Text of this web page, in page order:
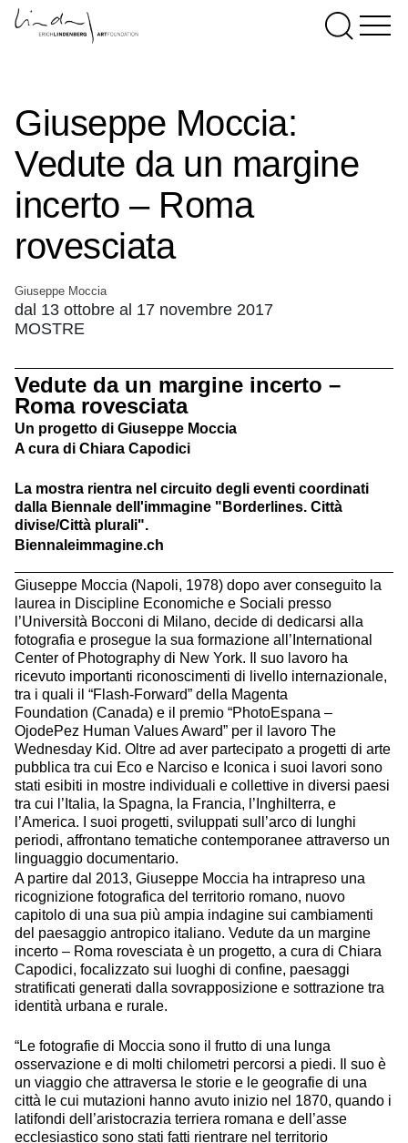
Giuseppe Moccia:
Vedute da un margine
incerto – Roma
rovesciata
Giuseppe Moccia
dal 13 ottobre al 17 novembre 2017
MOSTRE
Vedute da un margine incerto –
Roma rovesciata
Un progetto di Giuseppe Moccia
A cura di Chiara Capodici
La mostra rientra nel circuito degli eventi coordinati
dalla Biennale dell'immagine "Borderlines. Città
divise/Città plurali".
Biennaleimmagine.ch
Giuseppe Moccia (Napoli, 1978) dopo aver conseguito la
laurea in Discipline Economiche e Sociali presso
l’Università Bocconi di Milano, decide di dedicarsi alla
fotografia e prosegue la sua formazione all’International
Center of Photography di New York. Il suo lavoro ha
ricevuto importanti riconoscimenti di livello internazionale,
tra i quali il “Flash-Forward” della Magenta
Foundation (Canada) e il premio “PhotoEspana –
OjodePez Human Values Award” per il lavoro The
Wednesday Kid. Oltre ad aver partecipato a progetti di arte
pubblica tra cui Eco e Narciso e Iconica i suoi lavori sono
stati esibiti in mostre individuali e collettive in diversi paesi
tra cui l’Italia, la Spagna, la Francia, l’Inghilterra, e
l’America. I suoi progetti, sviluppati sull’arco di lunghi
periodi, affrontano tematiche contemporanee attraverso un
linguaggio documentario.
A partire dal 2013, Giuseppe Moccia ha intrapreso una
ricognizione fotografica del territorio romano, nuovo
capitolo di una sua più ampia indagine sui cambiamenti
del paesaggio antropico italiano. Vedute da un margine
incerto – Roma rovesciata è un progetto, a cura di Chiara
Capodici, focalizzato sui luoghi di confine, paesaggi
stratificati generati dalla sovrapposizione e sottrazione tra
identità urbana e rurale.
“Le fotografie di Moccia sono il frutto di una lunga
osservazione e di molti chilometri percorsi a piedi. Il suo è
un viaggio che attraversa le storie e le geografie di una
città le cui mutazioni hanno avuto inizio nel 1870, quando i
latifondi dell’aristocrazia terriera romana e dell’asse
ecclesiastico sono stati fatti rientrare nel territorio